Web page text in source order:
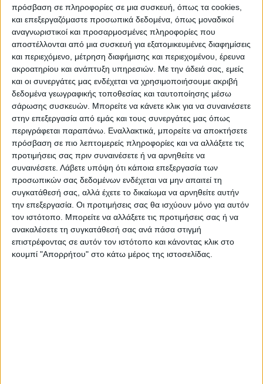
πρόσβαση σε πληροφορίες σε μια συσκευή, όπως τα cookies,
και επεξεργαζόμαστε προσωπικά δεδομένα, όπως μοναδικοί
αναγνωριστικοί και προσαρμοσμένες πληροφορίες που
αποστέλλονται από μια συσκευή για εξατομικευμένες διαφημίσεις
και περιεχόμενο, μέτρηση διαφήμισης και περιεχομένου, έρευνα
ακροατηρίου και ανάπτυξη υπηρεσιών. Με την άδειά σας, εμείς
και οι συνεργάτες μας ενδέχεται να χρησιμοποιήσουμε ακριβή
δεδομένα γεωγραφικής τοποθεσίας και ταυτοποίησης μέσω
σάρωσης συσκευών. Μπορείτε να κάνετε κλικ για να συναινέσετε
στην επεξεργασία από εμάς και τους συνεργάτες μας όπως
περιγράφεται παραπάνω. Εναλλακτικά, μπορείτε να αποκτήσετε
πρόσβαση σε πιο λεπτομερείς πληροφορίες και να αλλάξετε τις
προτιμήσεις σας πριν συναινέσετε ή να αρνηθείτε να
συναινέσετε. Λάβετε υπόψη ότι κάποια επεξεργασία των
προσωπικών σας δεδομένων ενδέχεται να μην απαιτεί τη
συγκατάθεσή σας, αλλά έχετε το δικαίωμα να αρνηθείτε αυτήν
την επεξεργασία. Οι προτιμήσεις σας θα ισχύουν μόνο για αυτόν
τον ιστότοπο. Μπορείτε να αλλάξετε τις προτιμήσεις σας ή να
ανακαλέσετε τη συγκατάθεσή σας ανά πάσα στιγμή
επιστρέφοντας σε αυτόν τον ιστότοπο και κάνοντας κλικ στο
κουμπί "Απορρήτου" στο κάτω μέρος της ιστοσελίδας.
ΠΡΟΗΓΟΥΜΕΝΟ ΑΡΘΡΟ
Διεκδικήσεις ιδιοκτησιών
από το Δημόσιο το
νομοσχέδιο που δεν ήρθε, οι
δίκες που ξεκίνησαν
ΕΠΟΜΕΝΟ ΑΡΘΡΟ
Ραγδαίες εξελίξεις με την
υπόθεση βιασμού της
12χρονης στα Σεπόλια:
Συνελήφθη 33χρονος
βιαστής
ΝΕΟΣ ΑΓΩΝ
https://neosagon.gr
Η Αρχαιότερη Καθημερινή Πρωινή Εφημερίδα της Καρδίτσας